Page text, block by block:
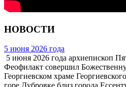
НОВОСТИ
5 июня 2026 года
5 июня 2026 года архиепископ
Феофилакт совершил
Георгиевском храме